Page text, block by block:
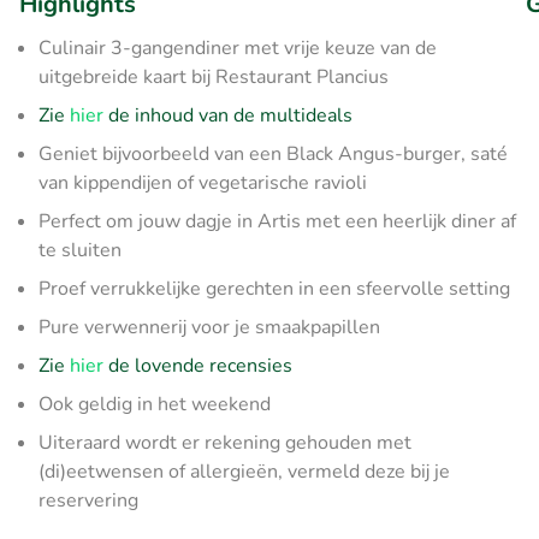
Culinair 3-gangendiner met vrije keuze van de
uitgebreide kaart bij Restaurant Plancius
Zie hierde inhoud van de multideals
Geniet bijvoorbeeld van een Black Angus-burger, saté
van kippendijen of vegetarische ravioli
Perfect om jouw dagje in Artis met een heerlijk diner af
te sluiten
Proef verrukkelijke gerechten in een sfeervolle setting
Pure verwennerij voor je smaakpapillen
Zie hierde lovende recensies
Ook geldig in het weekend
Uiteraard wordt er rekening gehouden met
(di)eetwensen of allergieën, vermeld deze bij je
reservering